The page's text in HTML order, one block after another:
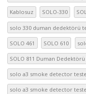
Kablosuz SOLO-330
solo 330 duman dedektörü
SOLO 461 SOLO 610
SOLO 811 Duman
solo a3 smoke detector
solo a3 smoke detector